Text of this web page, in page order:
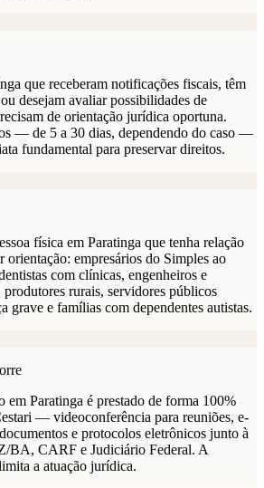
que receberam notificações fiscais, têm
desejam avaliar possibilidades de
de orientação jurídica oportuna.
— de 5 a 30 dias, dependendo do caso —
fundamental para preservar direitos.
física em Paratinga que tenha relação
orientação: empresários do Simples ao
com clínicas, engenheiros e
produtores rurais, servidores públicos
grave e famílias com dependentes autistas.
em Paratinga é prestado de forma 100%
— videoconferência para reuniões, e-
e protocolos eletrônicos junto à
BA, CARF e Judiciário Federal. A
a atuação jurídica.